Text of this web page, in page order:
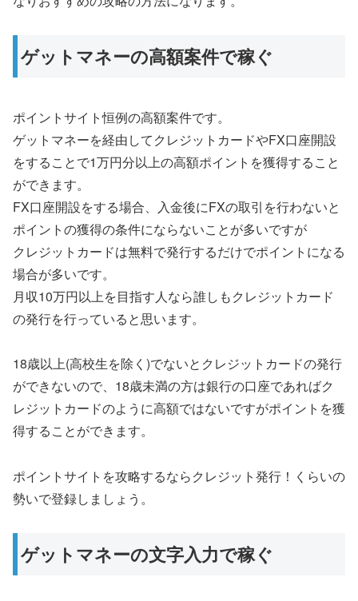
ゲットマネーの高額案件で稼ぐ
ポイントサイト恒例の高額案件です。
ゲットマネーを経由してクレジットカードやFX口座開設
をすることで1万円分以上の高額ポイントを獲得すること
ができます。
FX口座開設をする場合、入金後にFXの取引を行わないと
ポイントの獲得の条件にならないことが多いですが
クレジットカードは無料で発行するだけでポイントになる
場合が多いです。
月収10万円以上を目指す人なら誰しもクレジットカード
の発行を行っていると思います。
18歳以上(高校生を除く)でないとクレジットカードの発行
ができないので、18歳未満の方は銀行の口座であればク
レジットカードのように高額ではないですがポイントを獲
得することができます。
ポイントサイトを攻略するならクレジット発行！くらいの
勢いで登録しましょう。
ゲットマネーの文字入力で稼ぐ